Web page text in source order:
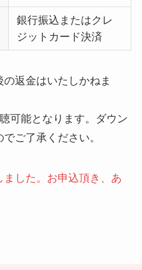
銀行振込またはクレ
ジットカード決済
返金はいたしかねま
可能となります。ダウン
ご了承ください。
した。お申込頂き、あ